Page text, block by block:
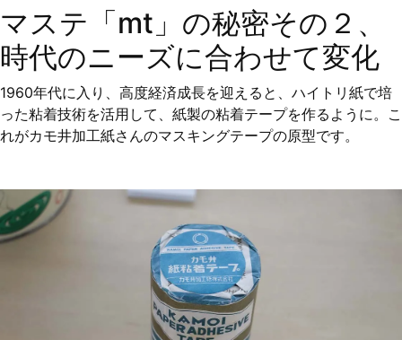
マステ「mt」の秘密その２、
時代のニーズに合わせて変化
1960年代に入り、高度経済成長を迎えると、ハイトリ紙で培
った粘着技術を活用して、紙製の粘着テープを作るように。こ
れがカモ井加工紙さんのマスキングテープの原型です。